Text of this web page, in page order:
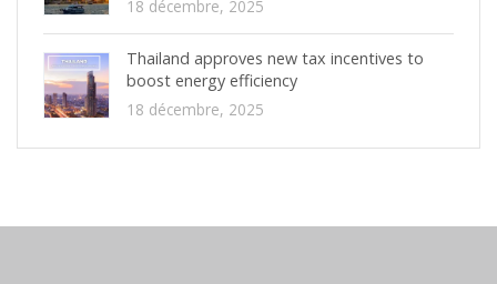
18 décembre, 2025
Thailand approves new tax incentives to
boost energy efficiency
18 décembre, 2025